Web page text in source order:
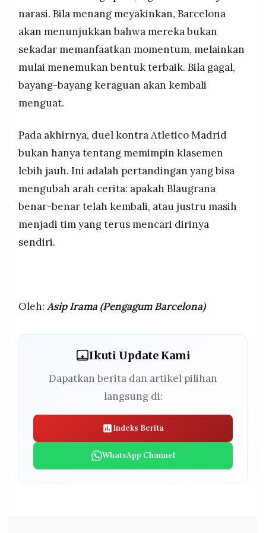
narasi. Bila menang meyakinkan, Barcelona
akan menunjukkan bahwa mereka bukan
sekadar memanfaatkan momentum, melainkan
mulai menemukan bentuk terbaik. Bila gagal,
bayang-bayang keraguan akan kembali
menguat.
Pada akhirnya, duel kontra Atletico Madrid
bukan hanya tentang memimpin klasemen
lebih jauh. Ini adalah pertandingan yang bisa
mengubah arah cerita: apakah Blaugrana
benar-benar telah kembali, atau justru masih
menjadi tim yang terus mencari dirinya
sendiri.
Oleh: Asip Irama (Pengagum Barcelona)
Ikuti Update Kami
Dapatkan berita dan artikel pilihan
langsung di:
Indeks Berita
WhatsApp Channel